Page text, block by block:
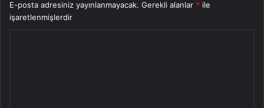
E-posta adresiniz yayınlanmayacak. Gerekli alanlar * ile
işaretlenmişlerdir